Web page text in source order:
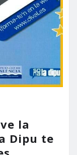
la
Dipu te